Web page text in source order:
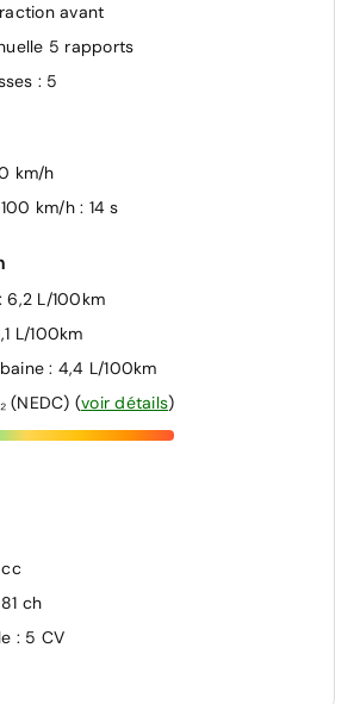
avant
5 rapports
: 5
km/h
km/h : 14 s
: 6,2 L/100km
L/100km
: 4,4 L/100km
(NEDC) (voir détails)
cc
ch
: 5 CV